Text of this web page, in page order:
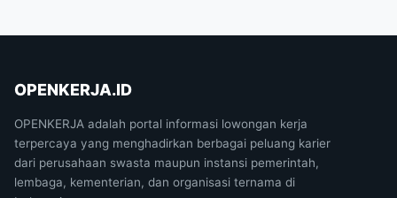
OPENKERJA.ID
OPENKERJA adalah portal informasi lowongan kerja
terpercaya yang menghadirkan berbagai peluang karier
dari perusahaan swasta maupun instansi pemerintah,
lembaga, kementerian, dan organisasi ternama di